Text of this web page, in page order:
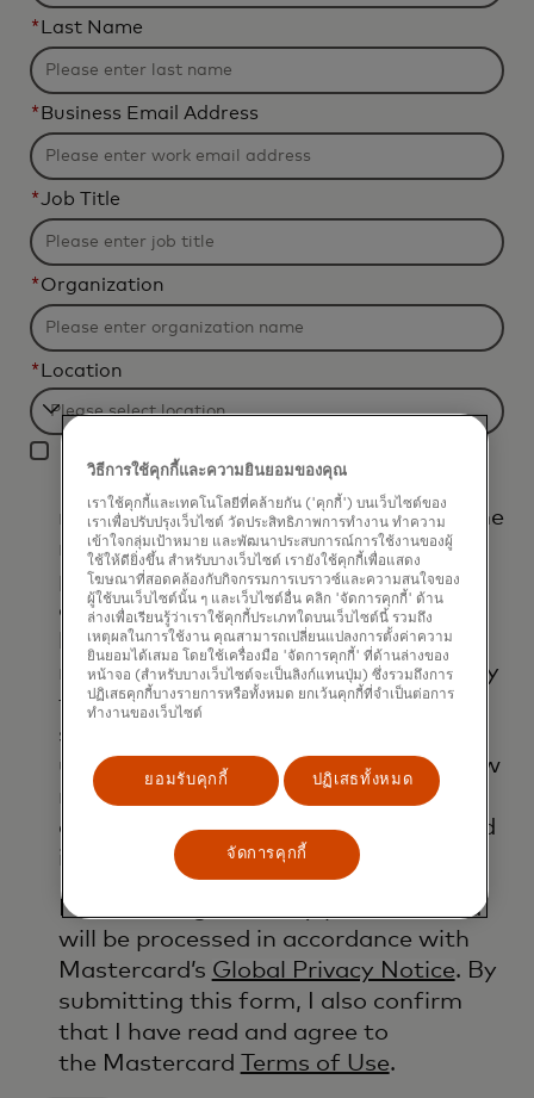
* Last Name
* Business Email Address
*Job Title
*Organization
* Location
Filtering
will
applied
after
characters.
I agree that Mastercard International
Inc. and its affiliates ('Mastercard')
may use my contact details to send me
marketing communications about its
products, services and events, as well
as other topical business information
by email. If I have shared my phone
number, I confirm that I am also happy
to be contacted by Mastercard for
such marketing purposes by phone. I
understand that I am free to withdraw
my consent at any time, free of
charge, using the opt-out link provided
in each email.
I acknowledge that my personal data
will be processed in accordance with
Mastercard’s Global Privacy Notice. By
submitting this form, I also confirm
that I have read and agree to
the Mastercard
Terms of Use.
วิธีการใช้คุกกี้และความยินยอมของคุณ
เราใช้คุกกี้และเทคโนโลยีที่คล้ายกัน ('คุกกี้') บนเว็บไซต์ของ
เราเพื่อปรับปรุงเว็บไซต์ วัดประสิทธิภาพการทำงาน ทำความ
เข้าใจกลุ่มเป้าหมาย และพัฒนาประสบการณ์การใช้งานของผู้
ใช้ให้ดียิ่งขึ้น สำหรับบางเว็บไซต์ เรายังใช้คุกกี้เพื่อแสดง
โฆษณาที่สอดคล้องกับกิจกรรมการเบราวซ์และความสนใจของ
ผู้ใช้บนเว็บไซต์นั้น ๆ และเว็บไซต์อื่น คลิก 'จัดการคุกกี้' ด้าน
ล่างเพื่อเรียนรู้ว่าเราใช้คุกกี้ประเภทใดบนเว็บไซต์นี้ รวมถึง
เหตุผลในการใช้งาน คุณสามารถเปลี่ยนแปลงการตั้งค่าความ
ยินยอมได้เสมอ โดยใช้เครื่องมือ 'จัดการคุกกี้' ที่ด้านล่างของ
หน้าจอ (สำหรับบางเว็บไซต์จะเป็นลิงก์แทนปุ่ม) ซึ่งรวมถึงการ
ปฏิเสธคุกกี้บางรายการหรือทั้งหมด ยกเว้นคุกกี้ที่จำเป็นต่อการ
ทำงานของเว็บไซต์
ยอมรับคุกกี้ ปฏิเสธทั้งหมด
จัดการคุกกี้